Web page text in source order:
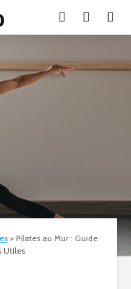
> Pilates au Mur : Guide
Utiles